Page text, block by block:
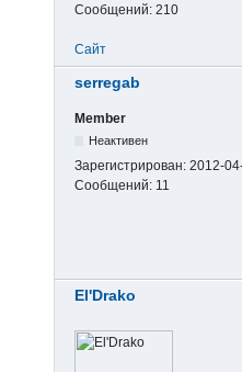
Сообщений: 210
Сайт
serregab
Member
Неактивен
Зарегистрирован: 2012-
Сообщений: 11
El'Drako